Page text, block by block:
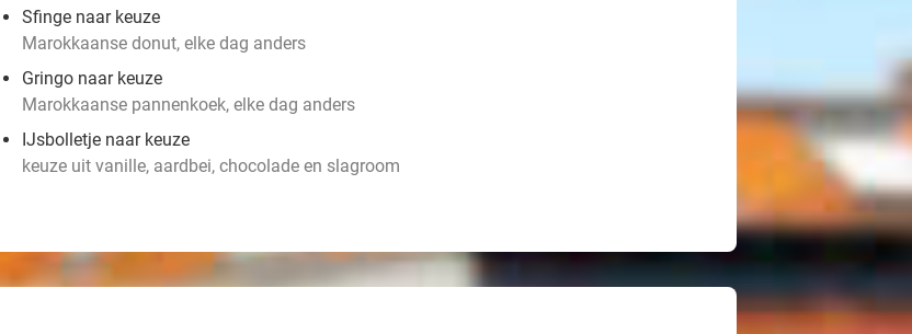
Sfinge naar keuze
Marokkaanse donut, elke dag anders
Gringo naar keuze
Marokkaanse pannenkoek, elke dag anders
IJsbolletje naar keuze
keuze uit vanille, aardbei, chocolade en slagroom